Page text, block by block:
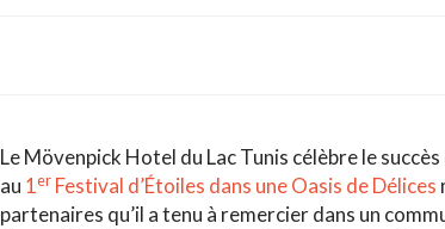
Le Mövenpick Hotel du Lac Tunis célèbre le
au 1er Festival d’Étoiles dans une Oasis de Délices
partenaires qu’il a tenu à remercier dans un